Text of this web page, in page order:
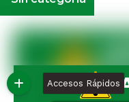
Accesos Rápidos